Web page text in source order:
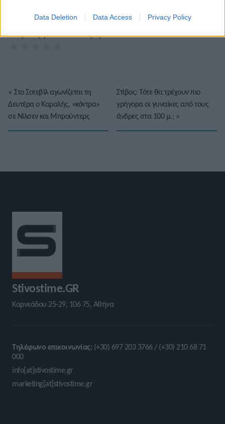
Data Deletion Data Access Privacy Policy
Το άρθρο δεν έχει ακόμα βαθμολογηθεί.
Βαθμολογήστε αυτό το άρθρο:
« Στο Σοτεβίλ αγωνίζεται τη
Δευτέρα ο Καραλής, «κόντρα»
σε Νίλσεν και Μπρούντερς
Στίβος: Τότε θα τρέχουν πιο
γρήγορα οι γυναίκες από τους
άνδρες στα 100 μ.; »
Stivostime.GR
Καρνεάδου 25-29, 106 75, Αθήνα
Τηλέφωνο επικοινωνίας: (+30) 697 203 3766 / (+30) 210 68 71
000
info[at]stivostime.gr
marketing[at]stivostime.gr